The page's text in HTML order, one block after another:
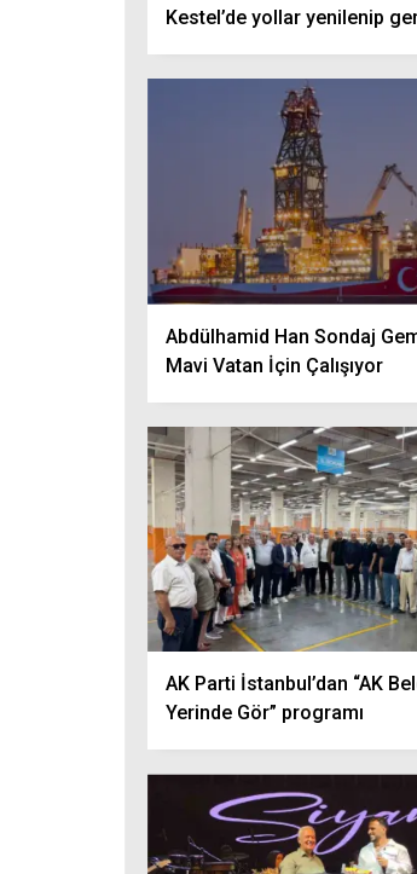
Kestel’de yollar yenilenip
Abdülhamid Han Sondaj
Mavi Vatan İçin Çalışıyor
AK Parti İstanbul’dan “AK
Yerinde Gör” programı